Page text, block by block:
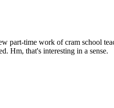
part-time work of cram school
Hm, that's interesting in a sense.